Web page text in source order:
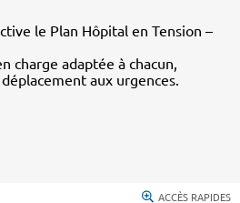
le Plan Hôpital en Tension –
charge adaptée à chacun,
aux urgences.
ACCÈS RAPIDES